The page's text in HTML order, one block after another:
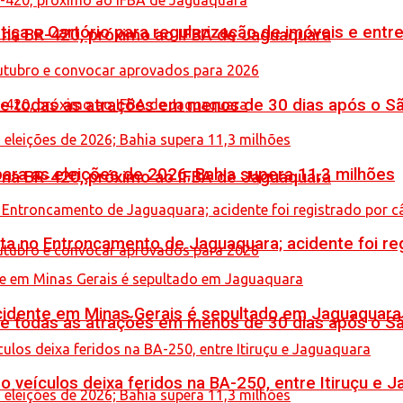
e Cartório para regularização de imóveis e
BR-420, próximo ao IFBA de Jaguaquara
todas as atrações em menos de 30 dias após o
BR-420, próximo ao IFBA de Jaguaquara
todas as atrações em menos de 30 dias após o
as eleições de 2026; Bahia supera 11,3 milhões
no Entroncamento de Jaguaquara; acidente foi
em Minas Gerais é sepultado em Jaguaquara
veículos deixa feridos na BA-250, entre Itiruçu e